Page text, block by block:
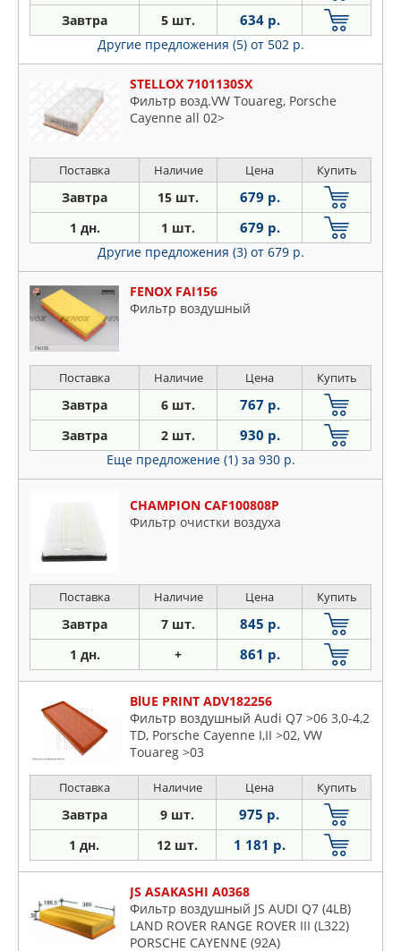
Завтра 5 шт. 634 р.
Другие предложения (5) от 502 р.
STELLOX 7101130SX
Фильтр возд.VW Touareg, Porsche
Cayenne all 02>
Поставка Наличие Цена Купить
Завтра 15 шт. 679 р.
1 дн. 1 шт. 679 р.
Другие предложения (3) от 679 р.
FENOX FAI156
Фильтр воздушный
Поставка Наличие Цена Купить
Завтра 6 шт. 767 р.
Завтра 2 шт. 930 р.
Еще предложение (1) за 930 р.
CHAMPION CAF100808P
Фильтр очистки воздуха
Поставка Наличие Цена Купить
Завтра 7 шт. 845 р.
1 дн. + 861 р.
BlUE PRINT ADV182256
Фильтр воздушный Audi Q7 >06 3,0-4,2
TD, Porsche Cayenne I,II >02, VW
Touareg >03
Поставка Наличие Цена Купить
Завтра 9 шт. 975 р.
1 дн. 12 шт. 1 181 р.
JS ASAKASHI A0368
Фильтр воздушный JS AUDI Q7 (4LB)
LAND ROVER RANGE ROVER III (L322)
PORSCHE CAYENNE (92A)